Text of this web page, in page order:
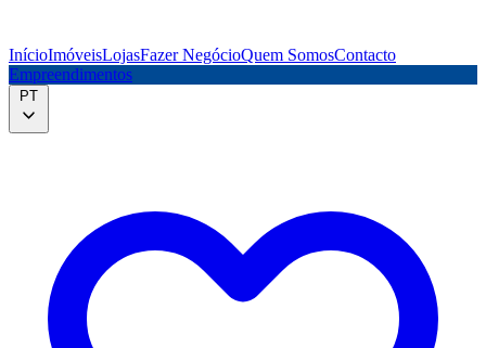
InícioImóveisLojasFazer NegócioQuem SomosContacto
Empreendimentos